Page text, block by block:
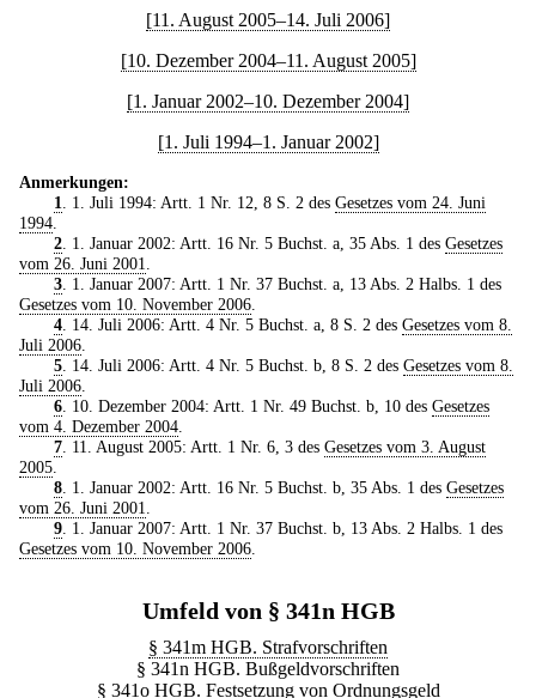
[11. August 2005–14. Juli 2006]
[10. Dezember 2004–11. August 2005]
[1. Januar 2002–10. Dezember 2004]
[1. Juli 1994–1. Januar 2002]
Anmerkungen:
1
. 1. Juli 1994: Artt. 1 Nr. 12, 8 S. 2 des Gesetzes vom 24. Juni
1994
2. 1. Januar 2002: Artt. 16 Nr. 5 Buchst. a, 35 Abs. 1 des Gesetzes
vom 26. Juni 2001
3. 1. Januar 2007: Artt. 1 Nr. 37 Buchst. a, 13 Abs. 2 Halbs. 1 des
Gesetzes vom 10. November 2006
4. 14. Juli 2006: Artt. 4 Nr. 5 Buchst. a, 8 S. 2 des Gesetzes vom 8.
Juli 2006
5. 14. Juli 2006: Artt. 4 Nr. 5 Buchst. b, 8 S. 2 des Gesetzes vom 8.
Juli 2006
6. 10. Dezember 2004: Artt. 1 Nr. 49 Buchst. b, 10 des Gesetzes
vom 4. Dezember 2004
7. 11. August 2005: Artt. 1 Nr. 6, 3 des Gesetzes vom 3. August
2005
8. 1. Januar 2002: Artt. 16 Nr. 5 Buchst. b, 35 Abs. 1 des Gesetzes
vom 26. Juni 2001
9. 1. Januar 2007: Artt. 1 Nr. 37 Buchst. b, 13 Abs. 2 Halbs. 1 des
Gesetzes vom 10. November 2006
Umfeld von § 341n HGB
§ 341m HGB. Strafvorschriften
§ 341n HGB. Bußgeldvorschriften
§ 341o HGB. Festsetzung von Ordnungsgeld